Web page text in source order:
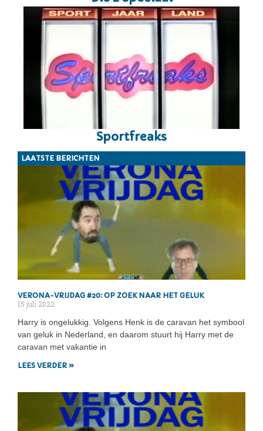
Sportfreaks
LAATSTE BERICHTEN
VERONA-VRIJDAG #20: OP ZOEK NAAR HET GELUK
15 juli 2022
Harry is ongelukkig. Volgens Henk is de caravan het symbool
van geluk in Nederland, en daarom stuurt hij Harry met de
caravan met vakantie in
LEES VERDER »